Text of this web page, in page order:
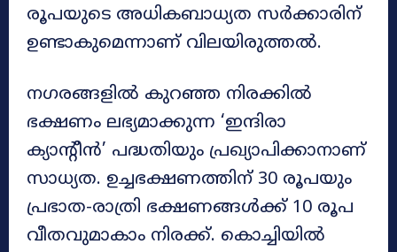
രൂപയുടെ അധികബാധ്യത സർക്കാരിന്
ഉണ്ടാകുമെന്നാണ് വിലയിരുത്തൽ.
നഗരങ്ങളിൽ കുറഞ്ഞ നിരക്കിൽ
ഭക്ഷണം ലഭ്യമാക്കുന്ന ‘ഇന്ദിരാ
ക്യാന്റീൻ’ പദ്ധതിയും പ്രഖ്യാപിക്കാനാണ്
സാധ്യത. ഉച്ചഭക്ഷണത്തിന് 30 രൂപയും
പ്രഭാത-രാത്രി ഭക്ഷണങ്ങൾക്ക് 10 രൂപ
വീതവുമാകാം നിരക്ക്. കൊച്ചിയിൽ